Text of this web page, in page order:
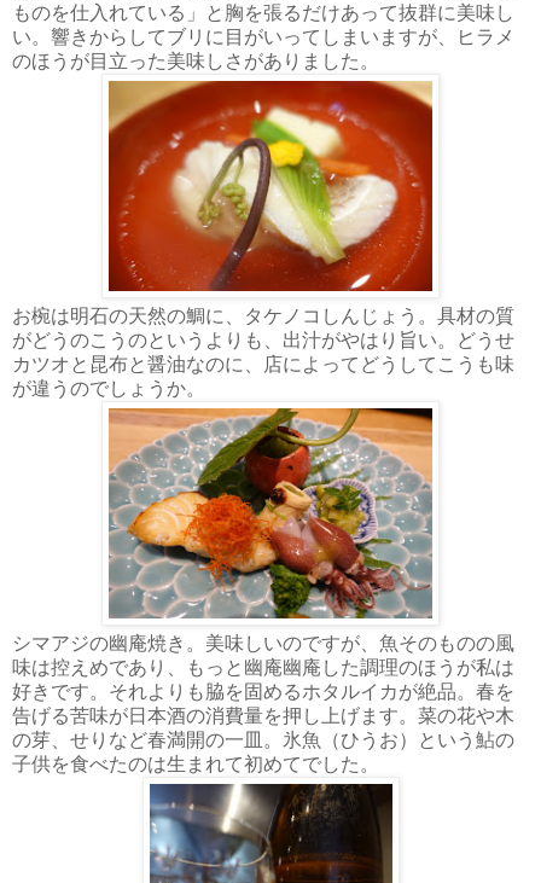
ものを仕入れている」と胸を張るだけあって抜群に美味し
い。響きからしてブリに目がいってしまいますが、ヒラメ
のほうが目立った美味しさがありました。
お椀は明石の天然の鯛に、タケノコしんじょう。具材の質
がどうのこうのというよりも、出汁がやはり旨い。どうせ
カツオと昆布と醤油なのに、店によってどうしてこうも味
が違うのでしょうか。
シマアジの幽庵焼き。美味しいのですが、魚そのものの風
味は控えめであり、もっと幽庵幽庵した調理のほうが私は
好きです。それよりも脇を固めるホタルイカが絶品。春を
告げる苦味が日本酒の消費量を押し上げます。菜の花や木
の芽、せりなど春満開の一皿。氷魚（ひうお）という鮎の
子供を食べたのは生まれて初めてでした。